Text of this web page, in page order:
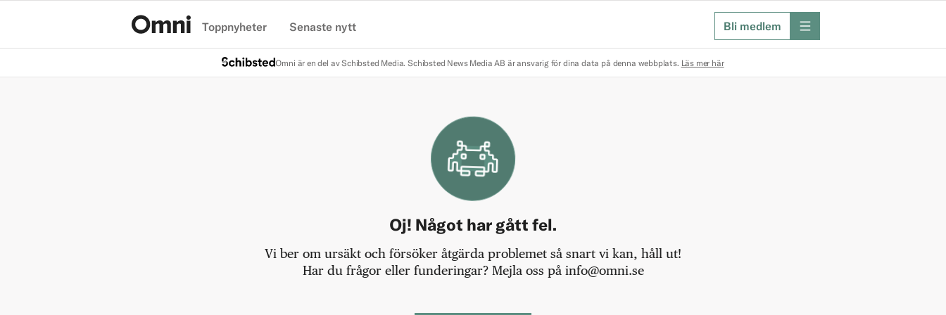
Toppnyheter Senaste nytt Bli medlem meny
Omni är en del av Schibsted Media. Schibsted News Media AB är ansvarig för dina data på denna webbplats. Läs mer här
Oj! Något har gått fel.
Vi ber om ursäkt och försöker åtgärda problemet så snart vi kan, håll ut!
Har du frågor eller funderingar? Mejla oss på info@omni.se